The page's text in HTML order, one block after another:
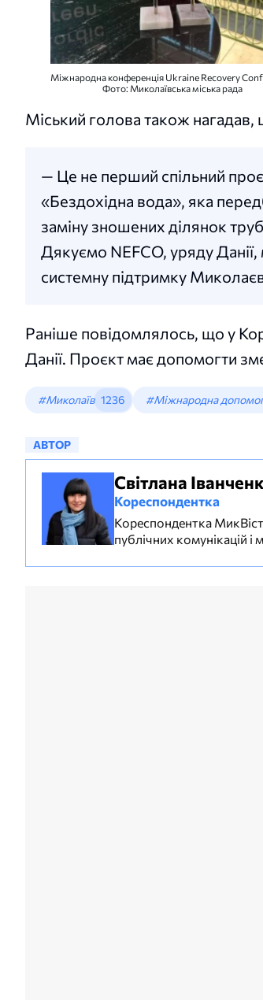
Міжнародна конференція Ukraine Recovery
Фото: Миколаївська міська рада
Міський голова також
— Це не перший спільний
«Бездохідна вода», яка
заміну зношених ділянок
Дякуємо NEFCO, уряду Данії,
системну підтримку
Раніше повідомлялось, що у
Данії. Проєкт має допомогти
#Миколаїв 1236 #Міжнародна
АВТОР
Світлана
Кореспондентка
Кореспондентка
публічних комунікацій і